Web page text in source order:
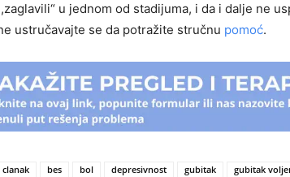
u jednom od stadijuma, i da i dalje ne
ustručavajte se da potražite stručnu pomoć.
bes bol depresivnost gubitak gubitak